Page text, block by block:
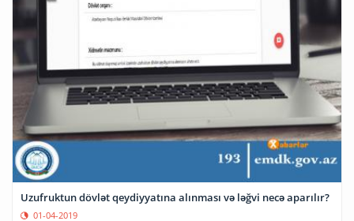
Uzufruktun dövlət qeydiyyatına alınması və ləğvi necə aparılır?
01-04-2019